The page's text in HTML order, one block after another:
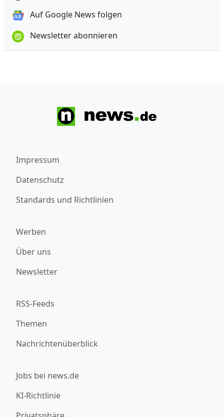
Auf Google News folgen
Newsletter abonnieren
Impressum
Datenschutz
Standards und Richtlinien
Werben
Über uns
Newsletter
RSS-Feeds
Themen
Nachrichtenüberblick
Jobs bei news.de
KI-Richtlinie